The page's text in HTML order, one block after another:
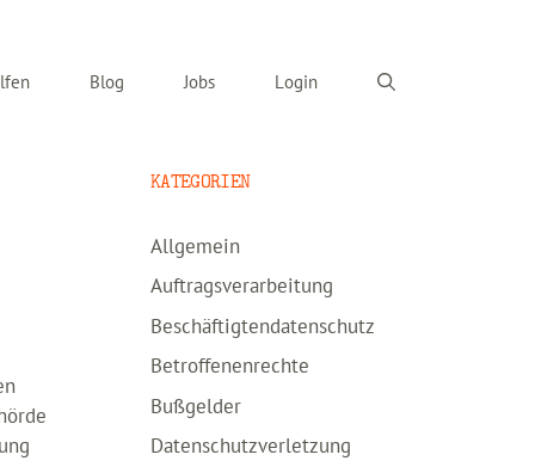
Blog Jobs Login
KATEGORIEN
Allgemein
Auftragsverarbeitung
Beschäftigtendatenschutz
Betroffenenrechte
Bußgelder
Datenschutzverletzung